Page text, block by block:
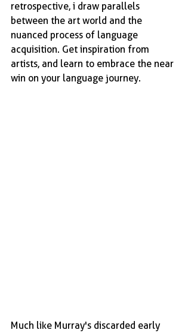
retrospective, i draw parallels
between the art world and the
nuanced process of language
acquisition. Get inspiration from
artists, and learn to embrace the near
win on your language journey.
Much like Murray's discarded early